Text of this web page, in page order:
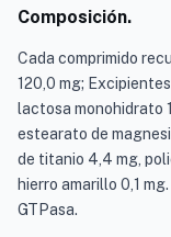
Composición.
Cada comprimido
120,0 mg;
lactosa monohidrato
estearato de
de titanio 4,4 mg,
hierro amarillo 0,1
GTPasa.